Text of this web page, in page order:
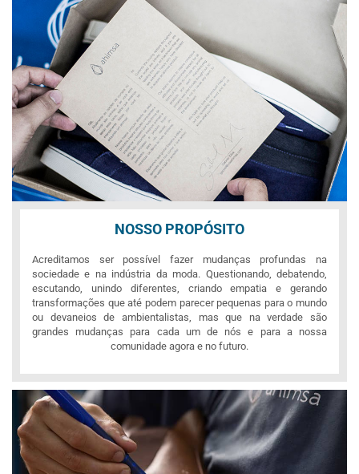
NOSSO PROPÓSITO
Acreditamos ser possível fazer mudanças profundas na
sociedade e na indústria da moda. Questionando, debatendo,
escutando, unindo diferentes, criando empatia e gerando
transformações que até podem parecer pequenas para o mundo
ou devaneios de ambientalistas, mas que na verdade são
grandes mudanças para cada um de nós e para a nossa
comunidade agora e no futuro.